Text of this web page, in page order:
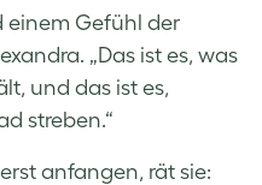
einem Gefühl der
„Das ist es, was
und das ist es,
streben.“
anfangen, rät sie: